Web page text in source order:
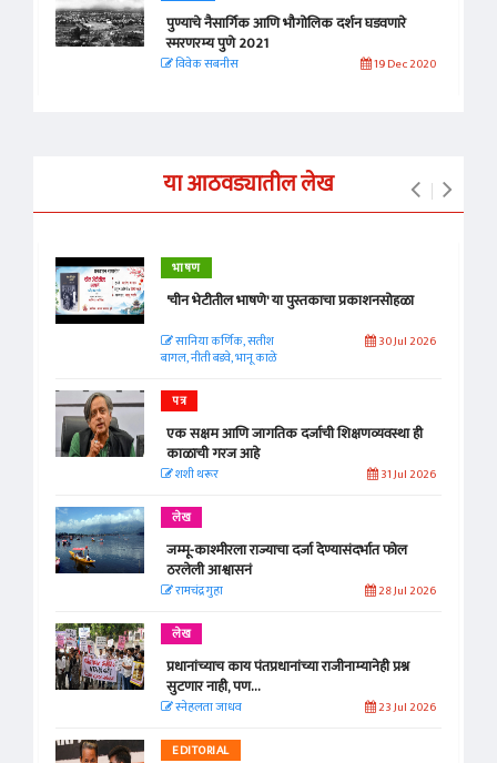
पुण्याचे नैसार्गिक आणि भौगोलिक दर्शन घडवणारे
स्मरणरम्य पुणे 2021
विवेक सबनीस 19 Dec 2020
या आठवड्यातील लेख
भाषण
'चीन भेटीतील भाषणे' या पुस्तकाचा प्रकाशनसोहळा
सानिया कर्णिक, सतीश
बागल, नीती बडवे, भानू काळे
30 Jul 2026
पत्र
एक सक्षम आणि जागतिक दर्जाची शिक्षणव्यवस्था ही
काळाची गरज आहे
शशी थरूर 31 Jul 2026
लेख
जम्मू-काश्मीरला राज्याचा दर्जा देण्यासंदर्भात फोल
ठरलेली आश्वासनं
रामचंद्र गुहा 28 Jul 2026
लेख
प्रधानांच्याच काय पंतप्रधानांच्या राजीनाम्यानेही प्रश्न
सुटणार नाही, पण...
स्नेहलता जाधव 23 Jul 2026
EDITORIAL